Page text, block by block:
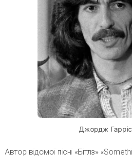
Джордж
Автор відомої пісні «Бітлз»